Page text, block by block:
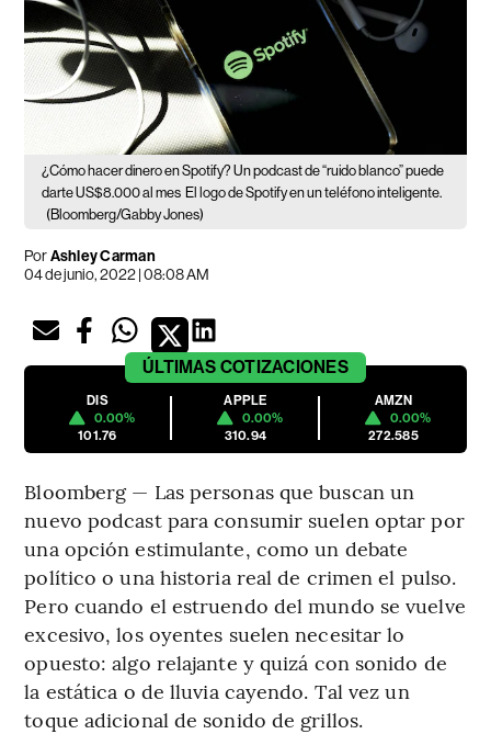
¿Cómo hacer dinero en Spotify? Un podcast de “ruido blanco” puede
darte US$8.000 al mes El logo de Spotify en un teléfono inteligente.
(Bloomberg/Gabby Jones)
PorAshley Carman
04 de junio, 2022 | 08:08 AM
ÚLTIMAS COTIZACIONES
DIS
0.00%
101.76
APPLE
0.00%
310.94
AMZN
0.00%
272.585
Bloomberg — Las personas que buscan un
nuevo podcast para consumir suelen optar por
una opción estimulante, como un debate
político o una historia real de crimen el pulso.
Pero cuando el estruendo del mundo se vuelve
excesivo, los oyentes suelen necesitar lo
opuesto: algo relajante y quizá con sonido de
la estática o de lluvia cayendo. Tal vez un
toque adicional de sonido de grillos.